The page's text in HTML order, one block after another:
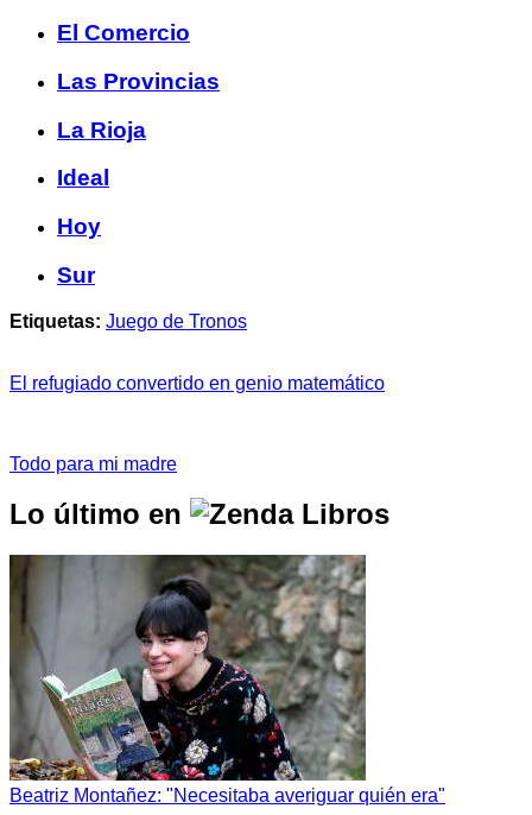
El Comercio
Las Provincias
La Rioja
Ideal
Hoy
Sur
Etiquetas: Juego de Tronos
El refugiado convertido en genio matemático
Todo para mi madre
Lo último en
Beatriz Montañez: "Necesitaba averiguar quién era"